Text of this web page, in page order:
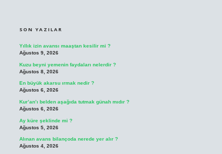
SON YAZILAR
Yıllık izin avansı maaştan kesilir mi ?
Ağustos 9, 2026
Kuzu beyni yemenin faydaları nelerdir ?
Ağustos 8, 2026
En büyük akarsu ırmak nedir ?
Ağustos 6, 2026
Kur’an’ı belden aşağıda tutmak günah mıdır ?
Ağustos 6, 2026
Ay küre şeklinde mi ?
Ağustos 5, 2026
Alınan avans bilançoda nerede yer alır ?
Ağustos 4, 2026